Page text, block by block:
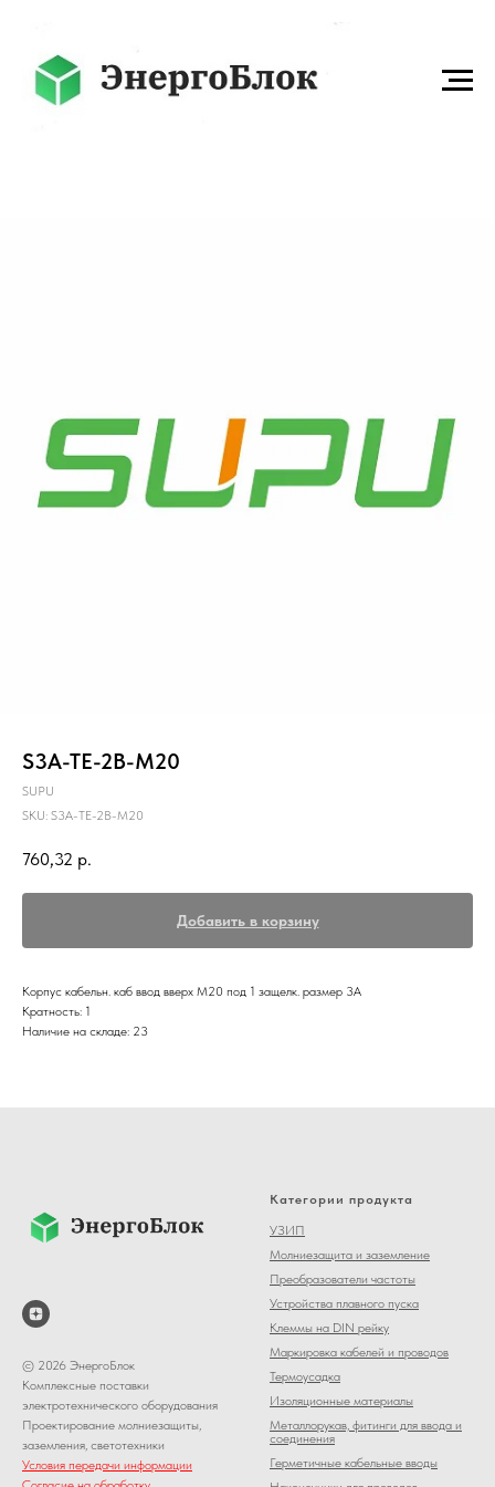
S3A-TE-2B-M20
SUPU
SKU: S3A-TE-2B-M20
760,32 р.
Добавить в корзину
Корпус кабельн. каб ввод вверх М20 под 1 защелк. размер 3A
Кратность: 1
Наличие на складе: 23
© 2026 ЭнергоБлок
Комплексные поставки
электротехнического оборудования
Проектирование молниезащиты,
заземления, светотехники
Условия передачи информации
Категории продукта
УЗИП
Молниезащита и заземление
Преобразователи частоты
Устройства плавного пуска
Клеммы на DIN рейку
Маркировка кабелей и проводов
Термоусадка
Изоляционные материалы
Металлорукав, фитинги для ввода и
соединения
Герметичные кабельные вводы